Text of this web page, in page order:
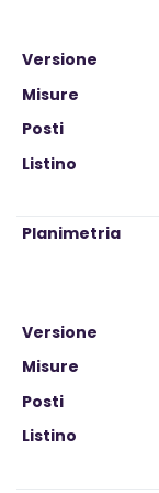
Versione
Misure
Posti
Listino
Planimetria
Versione
Misure
Posti
Listino